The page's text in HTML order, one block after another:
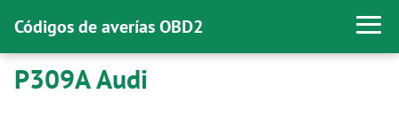
Códigos de averías OBD2
P309A Audi